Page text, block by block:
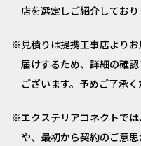
店を選定しご紹介しており
見積りは提携工事店より
届けするため、詳細の確
ございます。予めご了承く
エクステリアコネクトで
や、最初から契約のご意